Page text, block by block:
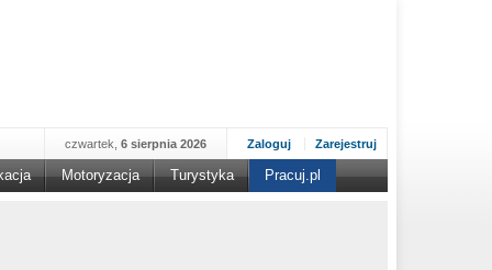
Zaloguj Zarejestruj
czwartek, 6 sierpnia 2026
Motoryzacja Turystyka Pracuj.pl